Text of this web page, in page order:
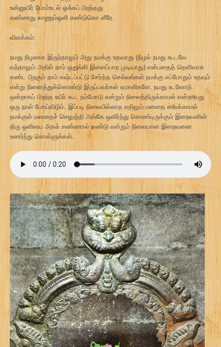
உன்னுயிர் போம்உடல் ஒக்கப் பிறந்தது
கண்ணது காணும்ஒளி கண்டுகொ ளீரே.
விளக்கம்:
நமது நிழலாக இருந்தாலும் அது நமக்கு உதவாது (நிழல் நமது கூடவே
வந்தாலும் அதில் நாம் ஒதுங்கி இளைப்பாற முடியாது) என்பதைத் தெளிவாக
கண்ட பிறகும் நாம் கஷ்டப்பட்டு சேர்த்த செல்வங்கள் நமக்கு எப்போதும் உதவும்
என்று நினைத்துக்கொண்டு இருப்பவர்கள் ஏமாளிகளே. நமது உடலோடு
ஒன்றாகப் பிறந்த உயிர் கூட நம்மோடு என்றும் நிலைத்திருக்காமல் என்றாவது
ஒரு நாள் போய்விடும். இப்படி நிலையில்லாத எதிலும் மனதை வைக்காமல்
நமக்குள் மனதைச் செலுத்தி அங்கே ஒளிர்ந்து கொண்டிருக்கும் இறைவனின்
திரு ஒளியை அகக் கண்ணால் கண்டு என்றும் நிலையான இறைவனை
உணர்ந்து கொள்ளுங்கள்.